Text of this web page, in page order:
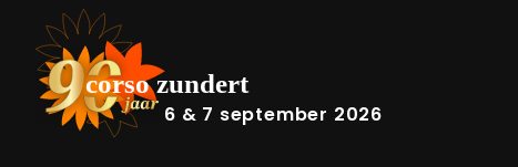
6 & 7 september 2026